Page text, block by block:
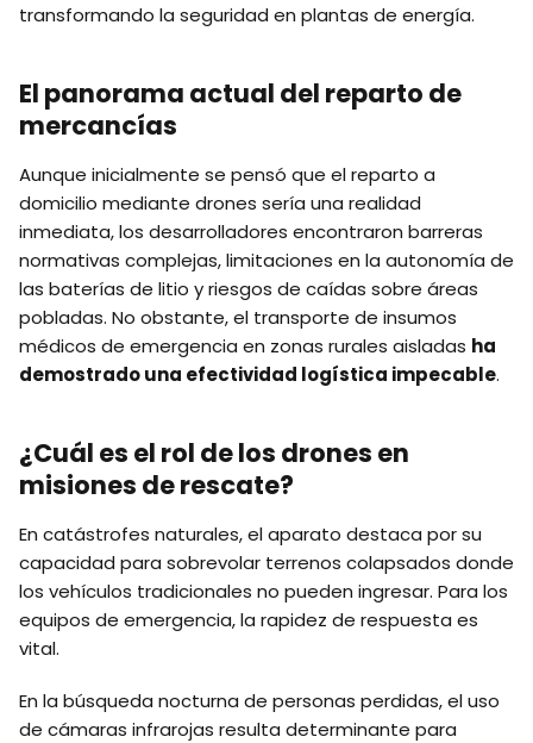
transformando la seguridad en plantas de energía.
El panorama actual del reparto de
mercancías
Aunque inicialmente se pensó que el reparto a
domicilio mediante drones sería una realidad
inmediata, los desarrolladores encontraron barreras
normativas complejas, limitaciones en la autonomía de
las baterías de litio y riesgos de caídas sobre áreas
pobladas. No obstante, el transporte de insumos
médicos de emergencia en zonas rurales aisladas ha
demostrado una efectividad logística impecable.
¿Cuál es el rol de los drones en
misiones de rescate?
En catástrofes naturales, el aparato destaca por su
capacidad para sobrevolar terrenos colapsados donde
los vehículos tradicionales no pueden ingresar. Para los
equipos de emergencia, la rapidez de respuesta es
vital.
En la búsqueda nocturna de personas perdidas, el uso
de cámaras infrarojas resulta determinante para